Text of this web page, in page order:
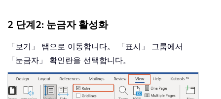
2 단계2: 눈금자 활성화
「보기」 탭으로 이동합니다。 「표시」 그룹에서
「눈금자」 확인란을 선택합니다。